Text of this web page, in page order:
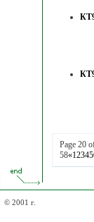
Page 20
58«12345
© 2001 г.